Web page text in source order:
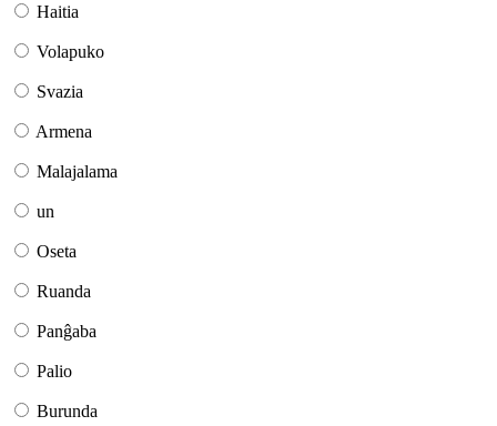
Haitia
Volapuko
Svazia
Armena
Malajalama
un
Oseta
Ruanda
Panĝaba
Palio
Burunda